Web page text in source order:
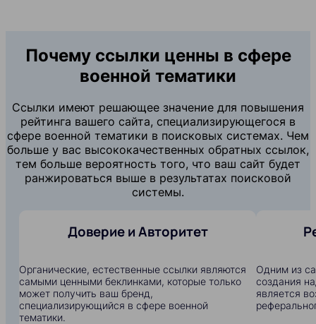
Почему ссылки ценны в сфере
военной тематики
Ссылки имеют решающее значение для повышения
рейтинга вашего сайта, специализирующегося в
сфере военной тематики в поисковых системах. Чем
больше у вас высококачественных обратных ссылок,
тем больше вероятность того, что ваш сайт будет
ранжироваться выше в результатах поисковой
системы.
Доверие и Авторитет
Органические, естественные ссылки являются
самыми ценными беклинками, которые только
может получить ваш бренд,
специализирующийся в сфере военной
тематики.
Одним из
создания
является